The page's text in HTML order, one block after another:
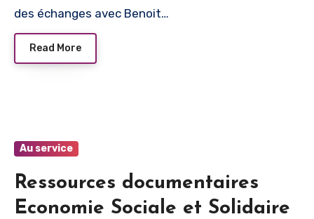
des échanges avec Benoit…
Read More
Au service
Ressources documentaires
Economie Sociale et Solidaire